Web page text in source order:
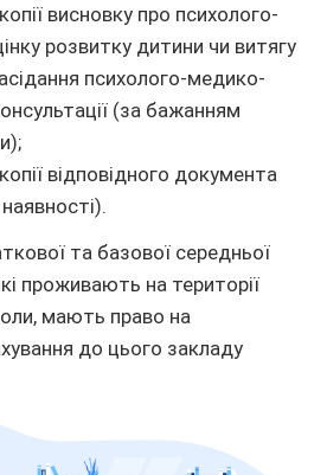
висновку про психолого-
розвитку дитини чи витягу
психолого-медико-
(за бажанням
відповідного документа
та базової середньої
проживають на території
мають право на
до цього закладу